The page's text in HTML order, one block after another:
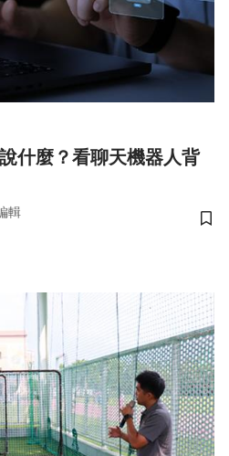
什麼？看聊天機器人背
輯
儲